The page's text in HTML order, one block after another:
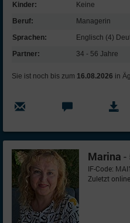
Kinder:
Keine
Beruf:
Managerin
Sprachen:
Englisch (4)
Partner:
34 - 56 Jahre
Sie ist noch bis zum 16.08.2026 in
Marina -
IF-Code:
Zuletzt